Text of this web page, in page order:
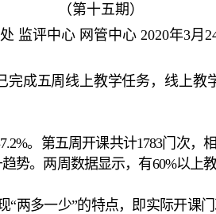
（第十五期）
监评中心 网管中心 2020年3月
完成五周线上教学任务，线上教
。第五周开课共计1783门次，
势。两周数据显示，有60%以
“两多一少”的特点，即实际开课